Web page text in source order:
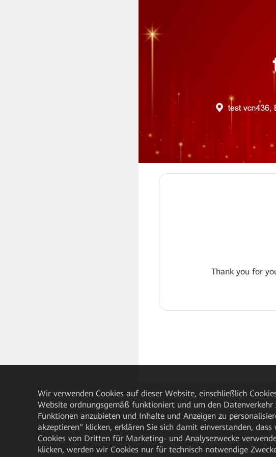
Thank you for
Wir verwenden Cookies auf dieser Website, einschließlich
Website ordnungsgemäß funktioniert und um den Datenverkehr
Funktionen anzubieten und Inhalte und Anzeigen zu
akzeptieren" klicken, erklären Sie sich damit einverstanden, dass
Cookies von Dritten für Marketing- und Analysezwecke
klicken, werden wir Cookies nur für technisch notwendige